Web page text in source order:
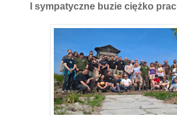
I sympatyczne buzie ciężko